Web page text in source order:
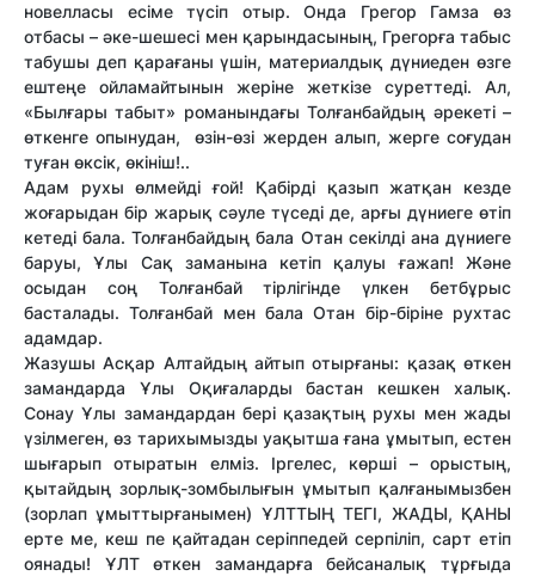
новелласы есіме түсіп отыр. Онда Грегор Гамза өз
отбасы – әке-шешесі мен қарындасының, Грегорға табыс
табушы деп қарағаны үшін, материалдық дүниеден өзге
ештеңе ойламайтынын жеріне жеткізе суреттеді. Ал,
«Былғары табыт» романындағы Толғанбайдың әрекеті –
өткенге опынудан, өзін-өзі жерден алып, жерге соғудан
туған өксік, өкініш!..
Адам рухы өлмейді ғой! Қабірді қазып жатқан кезде
жоғарыдан бір жарық сәуле түседі де, арғы дүниеге өтіп
кетеді бала. Толғанбайдың бала Отан секілді ана дүниеге
баруы, Ұлы Сақ заманына кетіп қалуы ғажап! Және
осыдан соң Толғанбай тірлігінде үлкен бетбұрыс
басталады. Толғанбай мен бала Отан бір-біріне рухтас
адамдар.
Жазушы Асқар Алтайдың айтып отырғаны: қазақ өткен
замандарда Ұлы Оқиғаларды бастан кешкен халық.
Сонау Ұлы замандардан бері қазақтың рухы мен жады
үзілмеген, өз тарихымызды уақытша ғана ұмытып, естен
шығарып отыратын елміз. Іргелес, көрші – орыстың,
қытайдың зорлық-зомбылығын ұмытып қалғанымызбен
(зорлап ұмыттырғанымен) ҰЛТТЫҢ ТЕГІ, ЖАДЫ, ҚАНЫ
ерте ме, кеш пе қайтадан серіппедей серпіліп, сарт етіп
оянады! ҰЛТ өткен замандарға бейсаналық тұрғыда